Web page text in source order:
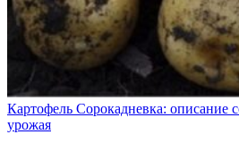
Картофель Сорокадневка: описание
урожая